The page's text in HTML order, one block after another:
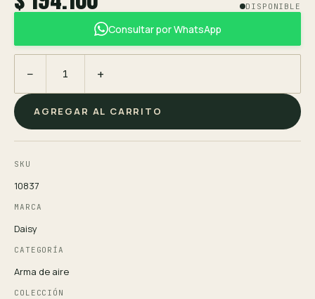
DISPONIBLE
Consultar por WhatsApp
− +
AGREGAR AL CARRITO
SKU
10837
MARCA
Daisy
CATEGORÍA
Arma de aire
COLECCIÓN